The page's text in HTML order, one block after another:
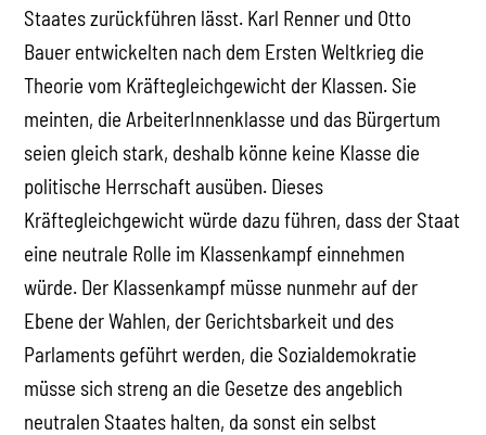
Staates zurückführen lässt. Karl Renner und Otto
Bauer entwickelten nach dem Ersten Weltkrieg die
Theorie vom Kräftegleichgewicht der Klassen. Sie
meinten, die ArbeiterInnenklasse und das Bürgertum
seien gleich stark, deshalb könne keine Klasse die
politische Herrschaft ausüben. Dieses
Kräftegleichgewicht würde dazu führen, dass der Staat
eine neutrale Rolle im Klassenkampf einnehmen
würde. Der Klassenkampf müsse nunmehr auf der
Ebene der Wahlen, der Gerichtsbarkeit und des
Parlaments geführt werden, die Sozialdemokratie
müsse sich streng an die Gesetze des angeblich
neutralen Staates halten, da sonst ein selbst